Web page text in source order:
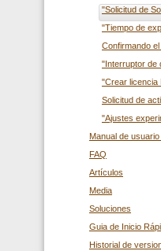
"Solicitud de
"Tiempo de
Confirmando
"Interruptor de
"Crear licencia
Solicitud de
"Ajustes
Manual de
FAQ
Artículos
Media
Soluciones
Guia de Inicio
Historial de